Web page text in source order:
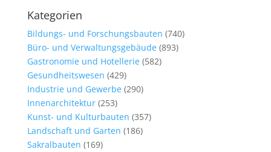
Kategorien
Bildungs- und Forschungsbauten (740)
Büro- und Verwaltungsgebäude(893)
Gastronomie und Hotellerie(582)
Gesundheitswesen (429)
Industrie und Gewerbe(290)
Innenarchitektur(253)
Kunst- und Kulturbauten (357)
Landschaft und Garten (186)
Sakralbauten (169)